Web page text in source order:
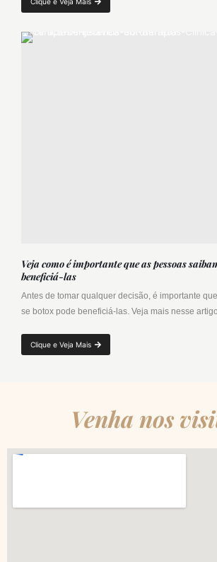
Veja como é importante que as pessoas
beneficiá-las
Antes de tomar qualquer decisão, é importante
se botox pode beneficiá-las. Veja mais nesse
Clique e Veja Mais
Venha nos